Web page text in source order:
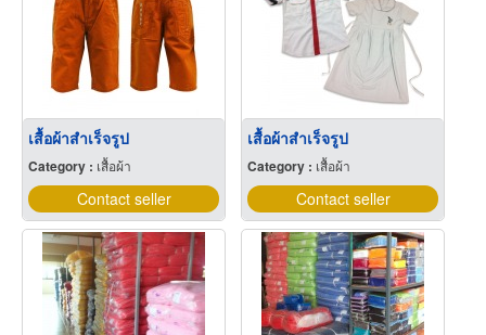
เสื้อผ้าสำเร็จรูป
Category : เสื้อผ้า
Contact seller
เสื้อผ้าสำเร็จรูป
Category : เสื้อผ้า
Contact seller